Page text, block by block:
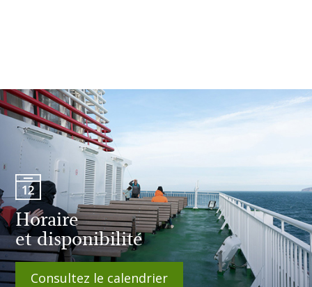
Horaire
et disponibilité
Consultez le calendrier